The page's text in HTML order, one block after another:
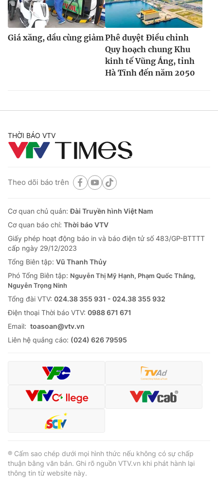
Giá xăng, dầu cùng giảm Phê duyệt Điều chỉnh
Quy hoạch chung Khu
kinh tế Vũng Áng, tỉnh
Hà Tĩnh đến năm 2050
THỜI BÁO VTV
Theo dõi báo trên
Cơ quan chủ quản:Đài Truyền hình Việt Nam
Cơ quan báo chí: Thời báo VTV
Giấy phép hoạt động báo in và báo điện tử số 483/GP-BTTTT
cấp ngày 29/12/2023
Tổng Biên tập: Vũ Thanh Thủy
Phó Tổng Biên tập: Nguyễn Thị Mỹ Hạnh, Phạm Quốc Thắng,
Nguyễn Trọng Ninh
Tổng đài VTV: 024.38 355 931 - 024.38 355 932
Ðiện thoại Thời báo VTV: 0988 671 671
Email: toasoan@vtv.vn
Liên hệ quảng cáo: (024) 626 79595
® Cấm sao chép dưới mọi hình thức nếu không có sự chấp
thuận bằng văn bản. Ghi rõ nguồn VTV.vn khi phát hành lại
thông tin từ website này.